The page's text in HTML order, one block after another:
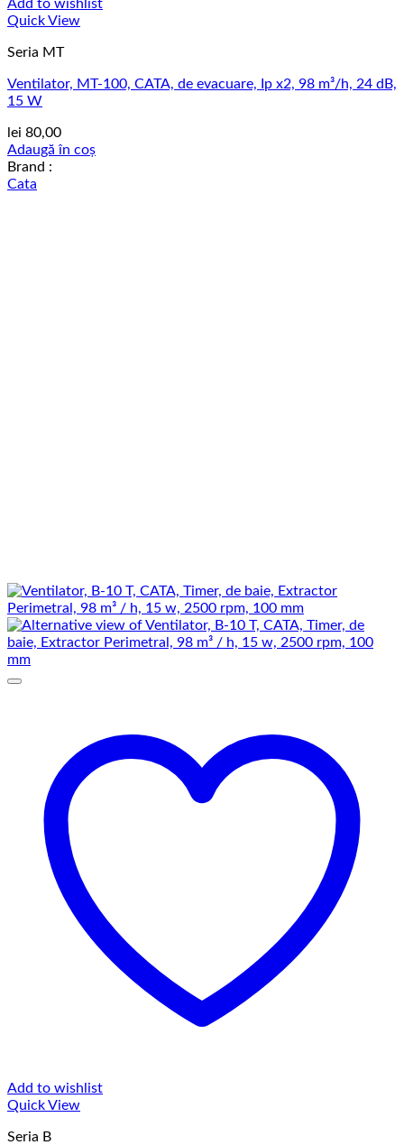
Add to wishlist
Quick View
Seria MT
Ventilator, MT-100, CATA, de evacuare, Ip x2, 98 m³/h, 24 dB,
15 W
lei 80,00
Adaugă în coș
Brand :
Cata
Add to wishlist
Quick View
Seria B